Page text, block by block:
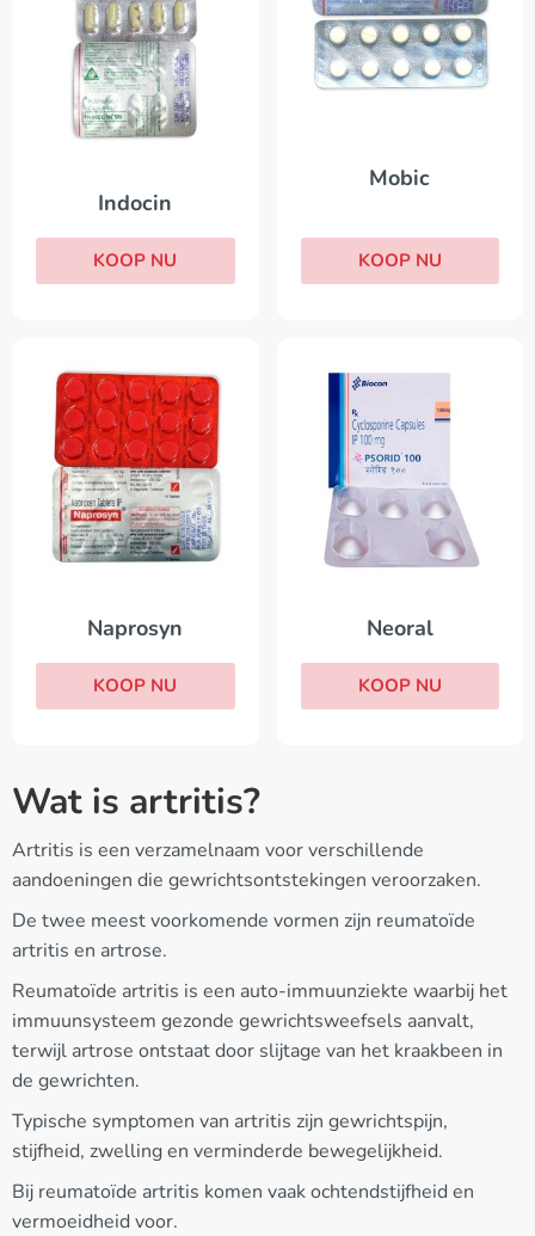
Indocin
KOOP NU
Mobic
KOOP NU
Naprosyn
KOOP NU
Neoral
KOOP NU
Wat is artritis?
Artritis is een verzamelnaam voor verschillende
aandoeningen die gewrichtsontstekingen veroorzaken.
De twee meest voorkomende vormen zijn reumatoïde
artritis en artrose.
Reumatoïde artritis is een auto-immuunziekte waarbij het
immuunsysteem gezonde gewrichtsweefsels aanvalt,
terwijl artrose ontstaat door slijtage van het kraakbeen in
de gewrichten.
Typische symptomen van artritis zijn gewrichtspijn,
stijfheid, zwelling en verminderde bewegelijkheid.
Bij reumatoïde artritis komen vaak ochtendstijfheid en
vermoeidheid voor.